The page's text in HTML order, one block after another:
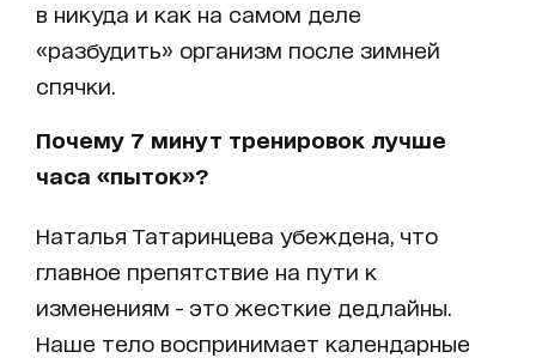
в никуда и как на самом деле
«разбудить» организм после зимней
спячки.
Почему 7 минут тренировок лучше
часа «пыток»?
Наталья Татаринцева убеждена, что
главное препятствие на пути к
изменениям - это жесткие дедлайны.
Наше тело воспринимает календарные